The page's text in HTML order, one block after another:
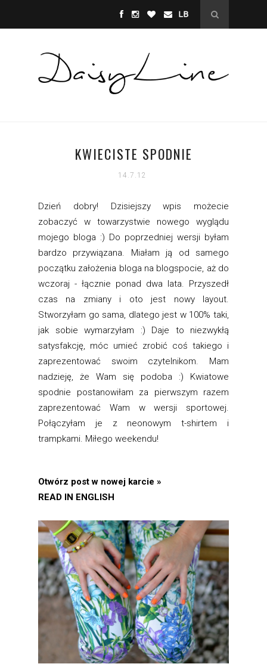
KWIECISTE SPODNIE
14.7.12
Dzień dobry! Dzisiejszy wpis możecie
zobaczyć w towarzystwie nowego wyglądu
mojego bloga :) Do poprzedniej wersji byłam
bardzo przywiązana. Miałam ją od samego
początku założenia bloga na blogspocie, aż do
wczoraj - łącznie ponad dwa lata. Przyszedł
czas na zmiany i oto jest nowy layout.
Stworzyłam go sama, dlatego jest w 100% taki,
jak sobie wymarzyłam :) Daje to niezwykłą
satysfakcję, móc umieć zrobić coś takiego i
zaprezentować swoim czytelnikom. Mam
nadzieję, że Wam się podoba :) Kwiatowe
spodnie postanowiłam za pierwszym razem
zaprezentować Wam w wersji sportowej.
Połączyłam je z neonowym t-shirtem i
trampkami. Miłego weekendu!
Otwórz post w nowej karcie »
READ IN ENGLISH